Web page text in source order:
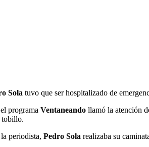
Sola tuvo que ser hospitalizado de
programa Ventaneando llamó la atención
tobillo.
periodista, Pedro Sola realizaba su